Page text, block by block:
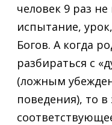
человек 9 раз
испытание,
Богов. А когда
разбираться с
(ложным
поведения), то